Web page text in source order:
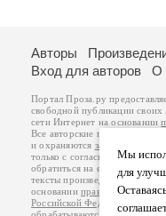
Мы
для
Авторы
Вход для авторов
О
Портал Проза.ру
свободной публикации своих
сети Интернет на основании
Все авторские права на
и охраняются законом
.
только с согласия его
обратиться на его авторской
тексты произведений авторы
основанииправил публикации
Российской Федерации